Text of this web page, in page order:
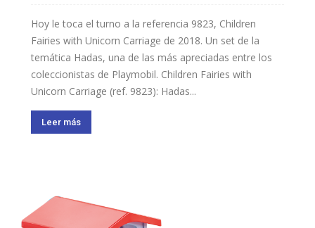
Hoy le toca el turno a la referencia 9823, Children
Fairies with Unicorn Carriage de 2018. Un set de la
temática Hadas, una de las más apreciadas entre los
coleccionistas de Playmobil. Children Fairies with
Unicorn Carriage (ref. 9823): Hadas...
Leer más